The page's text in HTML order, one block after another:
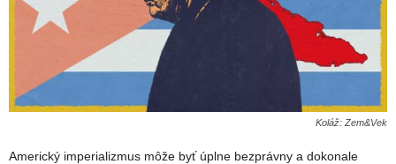
Koláž: Zem&Vek
Americký imperializmus môže byť úplne bezprávny a dokonale